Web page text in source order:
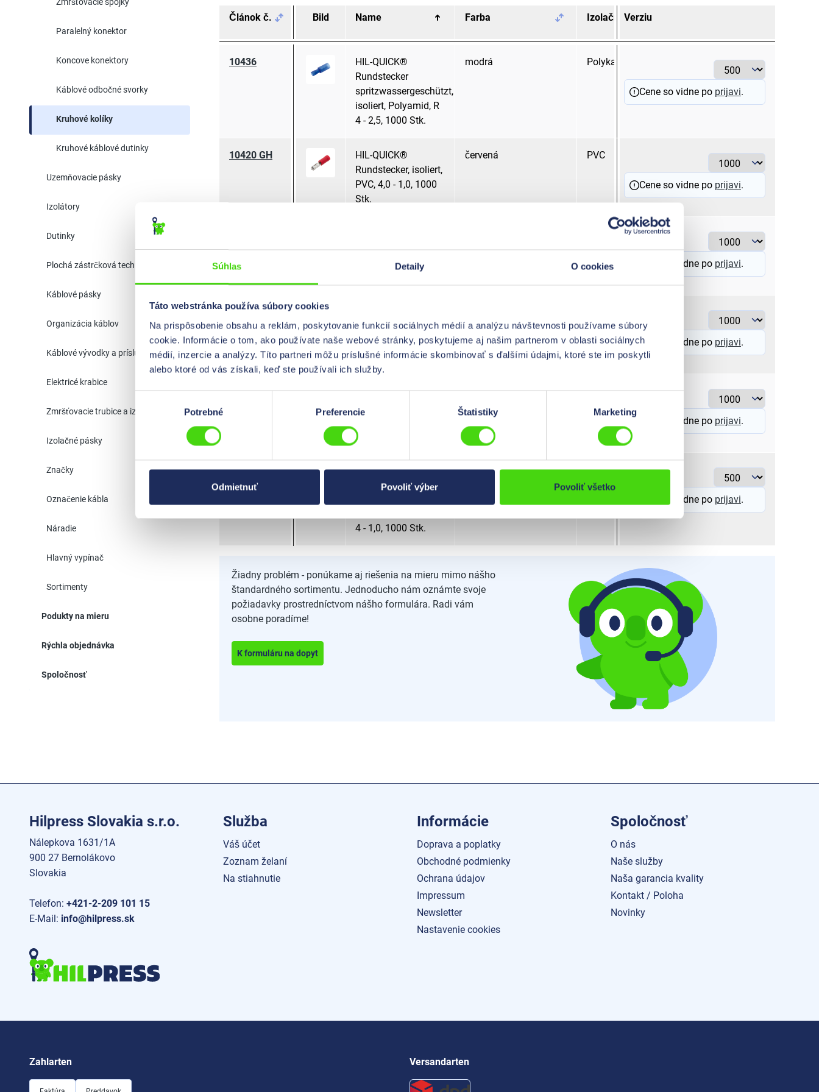
Súhlas Detaily O cookies
Táto webstránka používa súbory cookies
Na prispôsobenie obsahu a reklám, poskytovanie funkcií sociálnych médií a analýzu návštevnosti používame súbory
cookie. Informácie o tom, ako používate naše webové stránky, poskytujeme aj našim partnerom v oblasti sociálnych
médií, inzercie a analýzy. Títo partneri môžu príslušné informácie skombinovať s ďalšími údajmi, ktoré ste im poskytli
alebo ktoré od vás získali, keď ste používali ich služby.
súhlasu
Potrebné Preferencie Štatistiky Marketing
Odmietnuť Povoliť výber Povoliť všetko
Paralelný konektor
Koncove konektory
Káblové odbočné svorky
Kruhové kolíky
Kruhové káblové dutinky
Uzemňovacie pásky
Izolátory
Dutinky
Plochá zástrčková technika
Káblové pásky
Organizácia káblov
Káblové vývodky a príslušenstvo
Elektricé krabice
Zmršťovacie trubice a izolácie
Izolačné pásky
Značky
Označenie kábla
Náradie
Hlavný vypínač
Sortimenty
Podukty na mieru
Rýchla objednávka
Spoločnosť
Článok č. Bild Name Farba Izolačný materiál
Verziu
10436
HIL-QUICK®
Rundstecker
spritzwassergeschützt,
isoliert, Polyamid, R
4 - 2,5, 1000 Stk.
modrá Polykarbonát > 1 - 2,5
Cene so vidne po prijavi.
10420 GH
HIL-QUICK®
Rundstecker, isoliert,
PVC, 4,0 - 1,0, 1000
Stk.
červená PVC 0,5 - 1,5
Cene so vidne po prijavi.
Rundstecker, isoliert,
PVC, 4,0 - 2,5, 1000
> 1 - 2,5
Cene so vidne po prijavi.
10425 GH
Rundstecker, isoliert,
PVC, 5,0 - 2,5, 1000
Stk.
> 1 - 2,5
Cene so vidne po prijavi.
10430 GH
HIL-QUICK®
Rundstecker, isoliert,
Stk.
žltá PVC > 2,5 - 6
Cene so vidne po prijavi.
10435
HIL-QUICK®
Rundsteckhülse
4 - 1,0, 1000 Stk.
červená Polykarbonát 0,5 - 1,5
Cene so vidne po prijavi.
Žiadny problém - ponúkame aj riešenia na mieru mimo nášho
štandardného sortimentu. Jednoducho nám oznámte svoje
požiadavky prostredníctvom nášho formulára. Radi vám
osobne poradíme!
K formuláru na dopyt
Hilpress Slovakia s.r.o.
Nálepkova 1631/1A
900 27 Bernolákovo
Slovakia
Telefon: +421-2-209 101 15
E-Mail: info@hilpress.sk
Služba
Váš účet
Zoznam želaní
Na stiahnutie
Informácie
Doprava a poplatky
Obchodné podmienky
Ochrana údajov
Impressum
Newsletter
Nastavenie cookies
Spoločnosť
O nás
Naše služby
Naša garancia kvality
Kontakt / Poloha
Novinky
Zahlarten Versandarten